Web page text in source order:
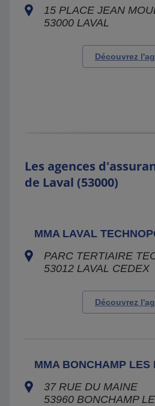
15 PLACE JEAN
53000 LAVAL
Découvrez
Les agences
de Laval (53000)
MMA LAVAL
PARC TERTIAIRE
53012 LAVAL CEDEX
Découvrez
MMA BONCHAMP LES
37 RUE DU MAINE
53960 BONCHAMP